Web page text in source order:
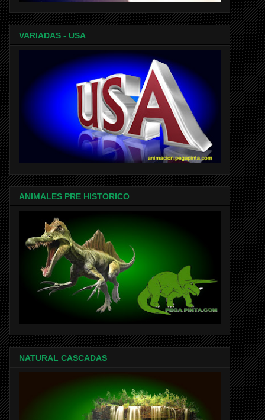
VARIADAS - USA
ANIMALES PRE HISTORICO
NATURAL CASCADAS